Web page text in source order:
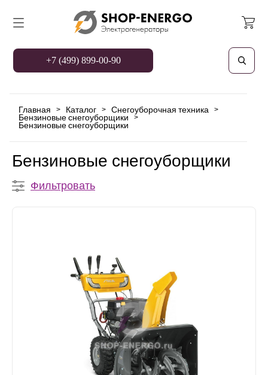
+7 (499) 899-00-90
Главная > Каталог > Снегоуборочная техника >
Бензиновые снегоуборщики >
Бензиновые снегоуборщики
Бензиновые снегоуборщики
Фильтровать